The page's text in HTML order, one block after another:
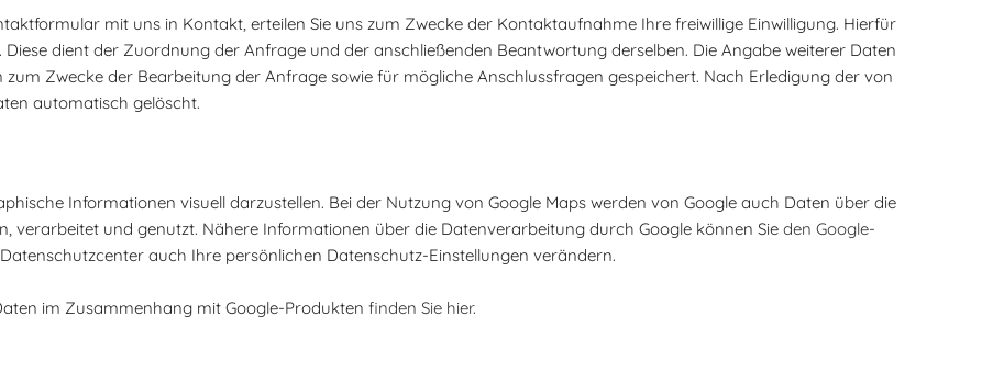
mit uns in Kontakt, erteilen Sie uns zum Zwecke der Kontaktaufnahme Ihre freiwillige Einwilligung. Hierfür
dient der Zuordnung der Anfrage und der anschließenden Beantwortung derselben. Die Angabe weiterer Daten
Zwecke der Bearbeitung der Anfrage sowie für mögliche Anschlussfragen gespeichert. Nach Erledigung der von
automatisch gelöscht.
Informationen visuell darzustellen. Bei der Nutzung von Google Maps werden von Google auch Daten über die
verarbeitet und genutzt. Nähere Informationen über die Datenverarbeitung durch Google können Sie den Google-
auch Ihre persönlichen Datenschutz-Einstellungen verändern.
im Zusammenhang mit Google-Produkten finden Sie hier.